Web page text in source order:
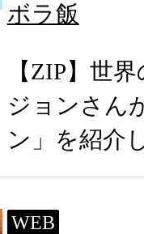
ボラ飯
【ZIP】世
ジョンさん
ン」を紹介
WEB